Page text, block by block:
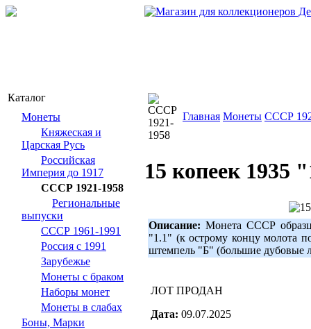
Каталог
Монеты
Княжеская и
Царская Русь
Российская
Империя до 1917
СССР 1921-1958
Региональные
выпуски
СССР 1961-1991
Россия с 1991
Зарубежье
Монеты с браком
Наборы монет
Монеты в слабах
Боны, Марки
Главная Монеты СССР
15 копеек 1935
Описание: Монета СССР
"1.1" (к острому концу молота
штемпель "Б" (большие дубовые
ЛОТ ПРОДАН
Дата: 09.07.2025